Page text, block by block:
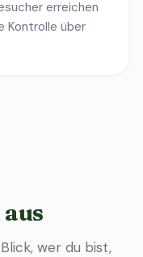
erreichen
Kontrolle über
wer du bist,